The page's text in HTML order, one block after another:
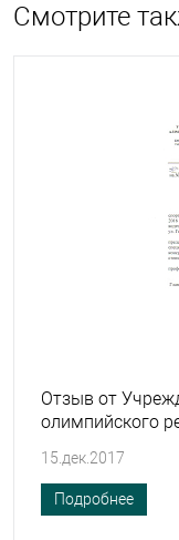
Смотрите
Отзыв от
олимпийского
15.дек.2017
Подробнее